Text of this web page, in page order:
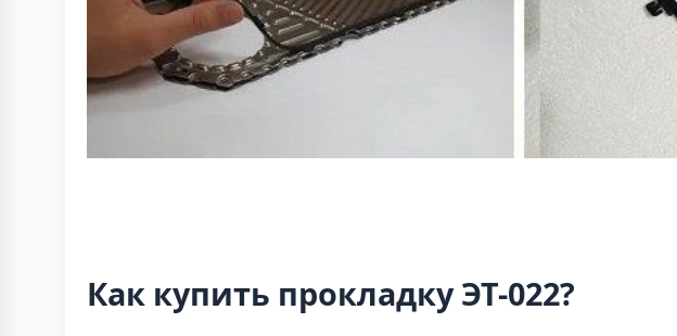
Как купить прокладку ЭТ-022?